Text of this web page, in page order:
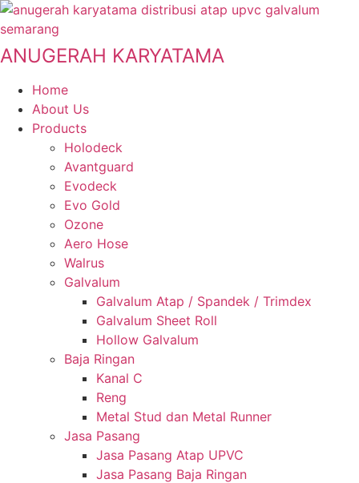
Skip
to
content
ANUGERAH KARYATAMA
Home
About Us
Products
Holodeck
Avantguard
Evodeck
Evo Gold
Ozone
Aero Hose
Walrus
Galvalum
Galvalum Atap / Spandek / Trimdex
Galvalum Sheet Roll
Hollow Galvalum
Baja Ringan
Kanal C
Reng
Metal Stud dan Metal Runner
Jasa Pasang
Jasa Pasang Atap UPVC
Jasa Pasang Baja Ringan